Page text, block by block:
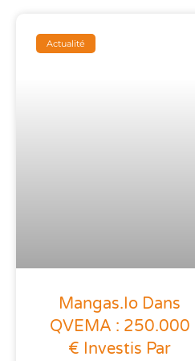
Actualité
Mangas.io Dans
QVEMA : 250.000
€ Investis Par